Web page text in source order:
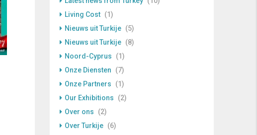
Living Cost (1)
Nieuws uit Turkije (5)
Nieuws uit Turkije (8)
Noord-Cyprus
(1)
Onze Diensten
(7)
Onze Partners
(1)
Our Exhibitions
(2)
Over ons
(2)
Over Turkije (6)